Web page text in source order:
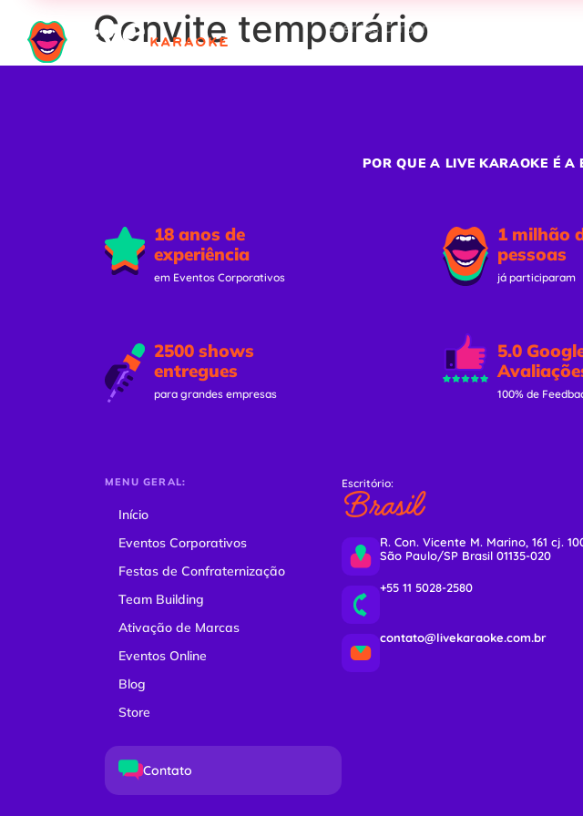
Eventos Corporativos
Convite temporário
POR QUE A LIVE KARAOKE É A
18 anos de
experiência
em Eventos Corporativos
2500 shows
entregues
para grandes empresas
1 milhão
pessoas
já participaram
5.0
100% de
MENU GERAL:
Início
Eventos Corporativos
Festas de Confraternização
Team Building
Ativação de Marcas
Eventos Online
Blog
Store
Contato
Escritório:
Brasil
R. Con. Vicente M. Marino, 161 cj.
São Paulo/SP Brasil 01135-020
+55 11 5028-2580
contato@livekaraoke.com.br